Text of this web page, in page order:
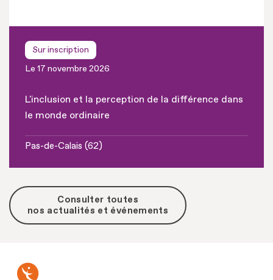
Sur inscription
Le 17 novembre 2026
L'inclusion et la perception de la différence dans
le monde ordinaire
Pas-de-Calais (62)
Consulter toutes
nos actualités et événements